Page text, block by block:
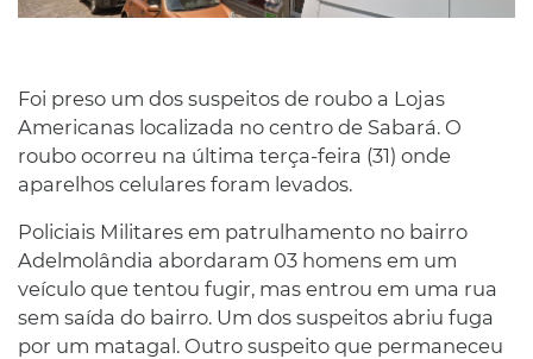
Foi preso um dos suspeitos de roubo a Lojas
Americanas localizada no centro de Sabará. O
roubo ocorreu na última terça-feira (31) onde
aparelhos celulares foram levados.
Policiais Militares em patrulhamento no bairro
Adelmolândia abordaram 03 homens em um
veículo que tentou fugir, mas entrou em uma rua
sem saída do bairro. Um dos suspeitos abriu fuga
por um matagal. Outro suspeito que permaneceu